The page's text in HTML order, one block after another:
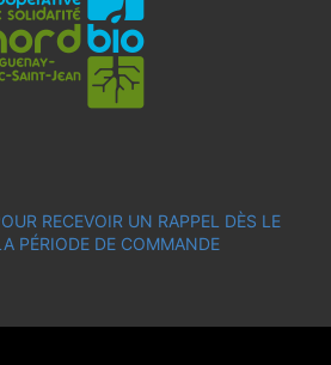
RECEVOIR UN RAPPEL DÈS LE
PÉRIODE DE COMMANDE